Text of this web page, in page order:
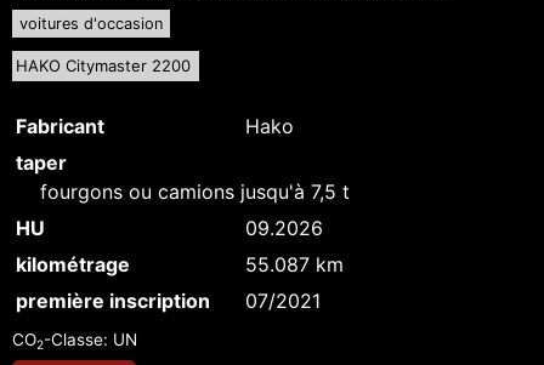
voitures d'occasion
HAKO Citymaster 2200
Fabricant
Hako
taper
fourgons ou camions jusqu'à 7,5 t
HU
09.2026
kilométrage
55.087 km
première inscription
07/2021
CO2-Classe: UN